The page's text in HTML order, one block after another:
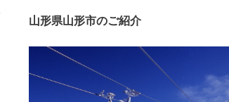
山形県山形市のご紹介